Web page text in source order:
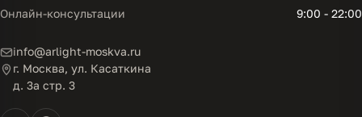
Онлайн-консультации 9:00 - 22:00
info@arlight-moskva.ru
г. Москва, ул. Касаткина
д. 3а стр. 3